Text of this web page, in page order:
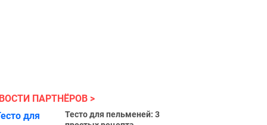
ПАРТНЁРОВ
Тесто для пельменей: 3